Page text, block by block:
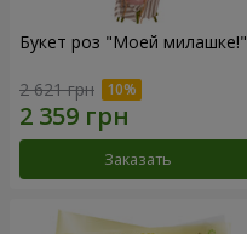
Букет роз "Моей милашке!"
2 621 грн
Заказать